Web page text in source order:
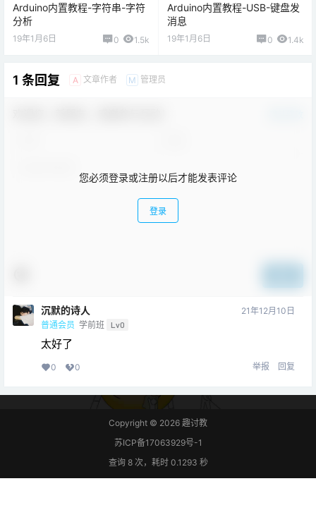
Arduino内置教程-字符串-字符
分析
19年1月6日 0 1.5k
Arduino内置教程-USB-键盘发
消息
19年1月6日 0 1.4k
1 条回复 A 文章作者 M 管理员
您必须登录或注册以后才能发表评论
登录
沉默的诗人
普通会员 学前班 Lv0
21年12月10日
太好了
0 0 举报 回复
Copyright © 2026 趣讨教
苏ICP备17063929号-1
查询 8 次，耗时 0.1293 秒